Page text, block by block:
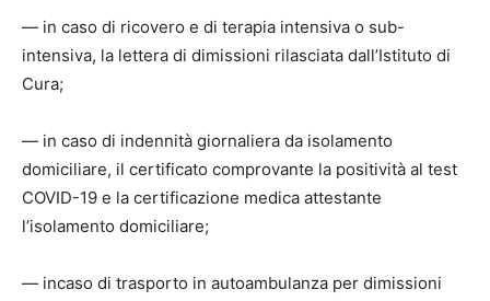
— in caso di ricovero e di terapia intensiva o sub-
intensiva, la lettera di dimissioni rilasciata dall’Istituto di
Cura;
— in caso di indennità giornaliera da isolamento
domiciliare, il certificato comprovante la positività al test
COVID-19 e la certificazione medica attestante
l’isolamento domiciliare;
— incaso di trasporto in autoambulanza per dimissioni